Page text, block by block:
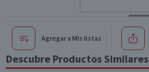
Agregar a Mis listas
Descubre Productos Similares